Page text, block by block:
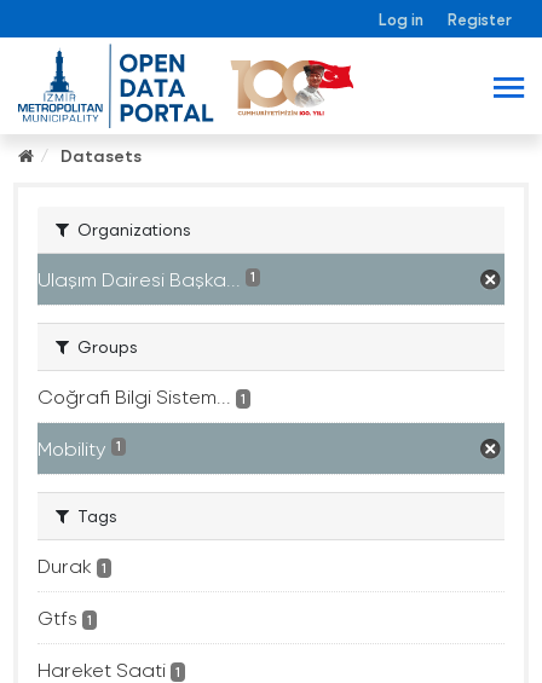
Log in Register
Datasets
Organizations
Ulaşım Dairesi Başka... 1
Groups
Coğrafi Bilgi Sistem... 1
Mobility 1
Tags
Durak 1
Gtfs 1
Hareket Saati 1